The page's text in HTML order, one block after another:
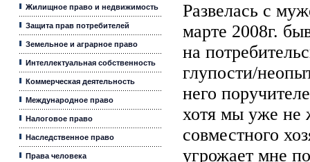
Жилищное право и недвижимость
Защита прав потребителей
Земельное и аграрное право
Интеллектуальная собственность
Коммерческая деятельность
Международное право
Налоговое право
Наследственное право
Права человека
Развелась с
марте 2008г.
на
глупости/
него
хотя мы уже не
совместного
угрожает мне